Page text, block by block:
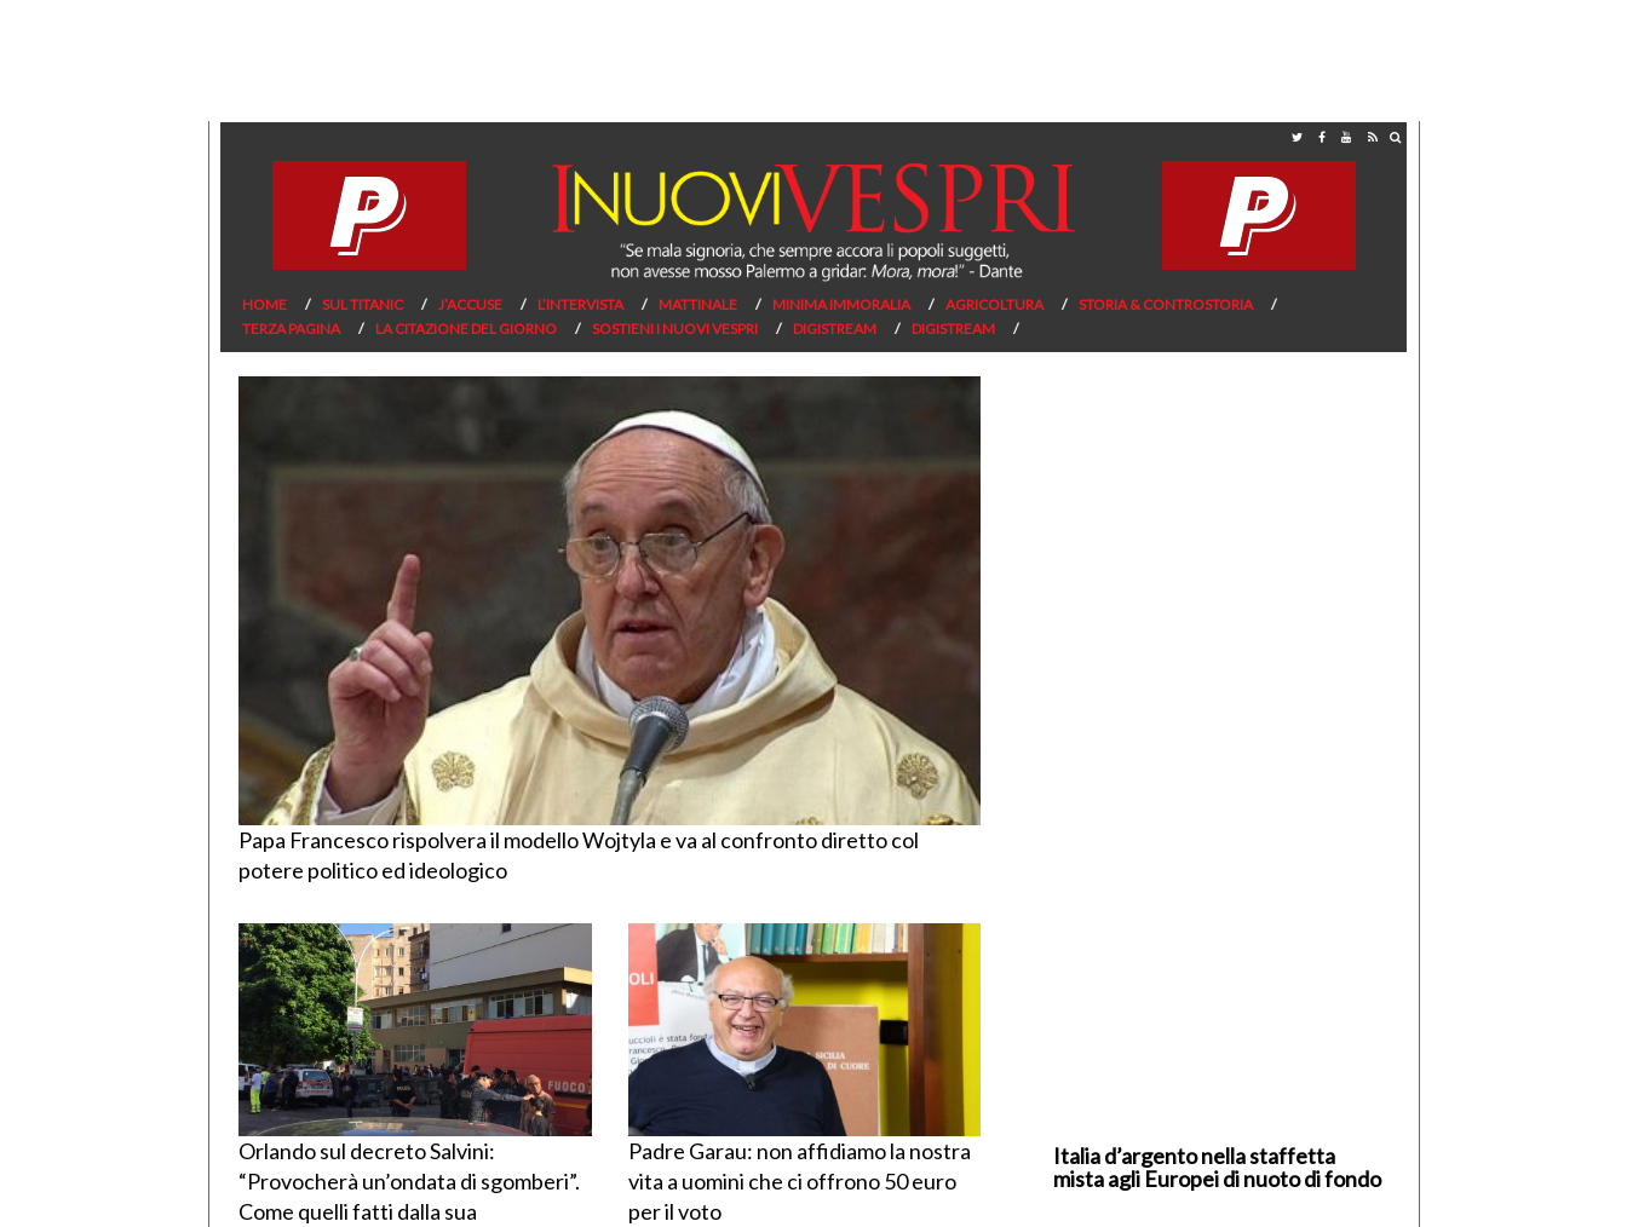
HOME SUL TITANIC J’ACCUSE L’INTERVISTA MATTINALE MINIMA IMMORALIA AGRICOLTURA
STORIA & CONTROSTORIA
TERZA PAGINA
LA CITAZIONE DEL GIORNO SOSTIENI I NUOVI VESPRI DIGISTREAM DIGISTREAM
Papa Francesco rispolvera il modello Wojtyla e va al confronto diretto col
potere politico ed ideologico
Orlando sul decreto Salvini:
“Provocherà un’ondata di sgomberi”.
Come quelli fatti dalla sua
Padre Garau: non affidiamo la nostra
vita a uomini che ci offrono 50 euro
per il voto
Italia d’argento nella staffetta
mista agli Europei di nuoto di fondo